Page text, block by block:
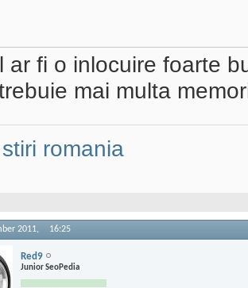
ar fi o inlocuire foarte
mai multa
stiri romania
2011, 16:25
Red9
Junior SeoPedia